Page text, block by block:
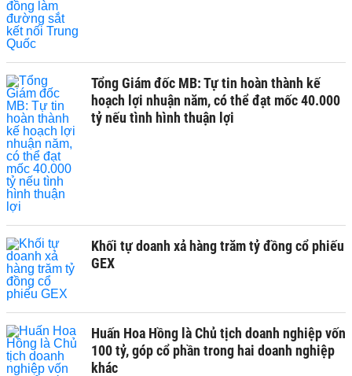
Tổng Giám đốc MB: Tự tin hoàn thành kế
hoạch lợi nhuận năm, có thể đạt mốc 40.000
tỷ nếu tình hình thuận lợi
Khối tự doanh xả hàng trăm tỷ đồng cổ phiếu
GEX
Huấn Hoa Hồng là Chủ tịch doanh nghiệp vốn
100 tỷ, góp cổ phần trong hai doanh nghiệp
khác